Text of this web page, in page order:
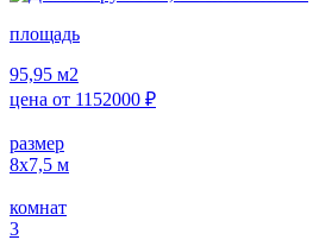
площадь
95,95 м2
цена от 1152000 ₽
размер
8х7,5 м
комнат
3